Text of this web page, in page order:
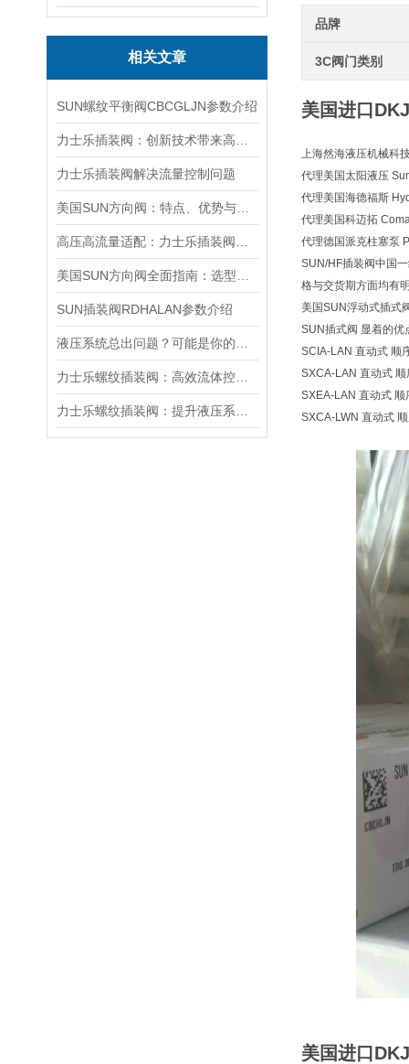
相关文章
SUN螺纹平衡阀CBCGLJN参数介绍
力士乐插装阀解决流量控制问题
SUN插装阀RDHALAN参数介绍
品牌
3C阀门类别
美国进口
上海然海液压机械科
代理美国太阳液压
代理美国海德福斯
代理美国科迈拓
代理德国派克柱塞泵
SUN/HF插装阀中国
格与交货期方面均有
美国SUN浮动式插式
SUN插式阀 显着的优
SCIA-LAN 直动式 顺
SXCA-LAN 直动式
SXEA-LAN 直动式 顺
SXCA-LWN 直动式
美国进口